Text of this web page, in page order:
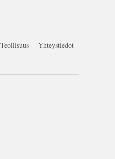
Teollisuus Yhteystiedot